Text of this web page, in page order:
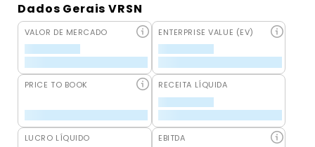
Dados Gerais VRSN
VALOR DE MERCADO ENTERPRISE VALUE (EV)
PRICE TO BOOK RECEITA LÍQUIDA
LUCRO LÍQUIDO EBITDA